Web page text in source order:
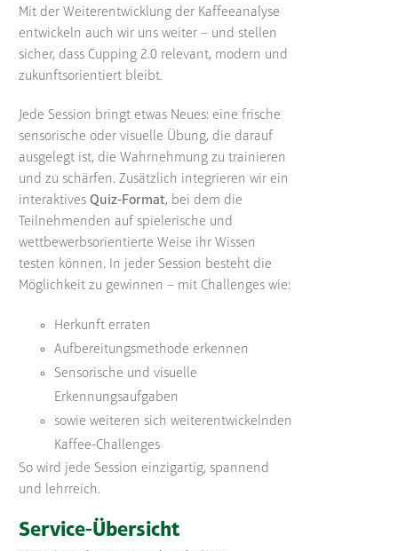
Mit der Weiterentwicklung der Kaffeeanalyse
entwickeln auch wir uns weiter – und stellen
sicher, dass Cupping 2.0 relevant, modern und
zukunftsorientiert bleibt.
Jede Session bringt etwas Neues: eine frische
sensorische oder visuelle Übung, die darauf
ausgelegt ist, die Wahrnehmung zu trainieren
und zu schärfen. Zusätzlich integrieren wir ein
interaktives Quiz-Format, bei dem die
Teilnehmenden auf spielerische und
wettbewerbsorientierte Weise ihr Wissen
testen können. In jeder Session besteht die
Möglichkeit zu gewinnen – mit Challenges wie:
Herkunft erraten
Aufbereitungsmethode erkennen
Sensorische und visuelle
Erkennungsaufgaben
sowie weiteren sich weiterentwickelnden
Kaffee-Challenges
So wird jede Session einzigartig, spannend
und lehrreich.
Service-Übersicht